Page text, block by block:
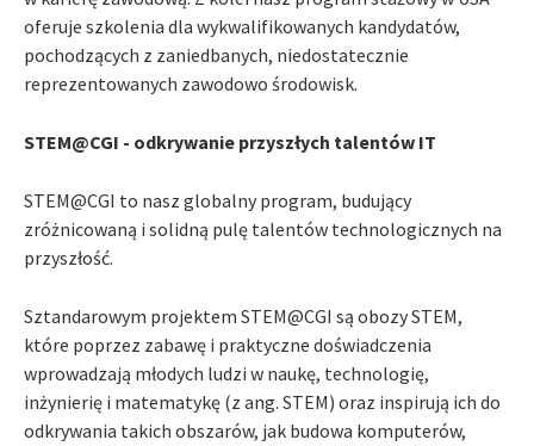
oferuje szkolenia dla wykwalifikowanych kandydatów,
pochodzących z zaniedbanych, niedostatecznie
reprezentowanych zawodowo środowisk.
STEM@CGI - odkrywanie przyszłych talentów IT
STEM@CGI to nasz globalny program, budujący
zróżnicowaną i solidną pulę talentów technologicznych na
przyszłość.
Sztandarowym projektem STEM@CGI są obozy STEM,
które poprzez zabawę i praktyczne doświadczenia
wprowadzają młodych ludzi w naukę, technologię,
inżynierię i matematykę (z ang. STEM) oraz inspirują ich do
odkrywania takich obszarów, jak budowa komputerów,